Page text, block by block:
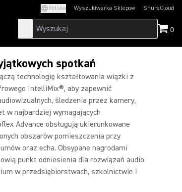
Polska Wyszukiwarka Sklepow ShureCloud
(Opens in a new
0
spotkań
technologię kształtowania wiązki z
IntelliMix®, aby zapewnić
śledzenia przez kamery,
w najbardziej wymagających
Advance obsługują ukierunkowane
obszarów pomieszczenia przy
oraz echa. Obsypane nagrodami
punkt odniesienia dla rozwiązań audio
w przedsiębiorstwach, szkolnictwie i